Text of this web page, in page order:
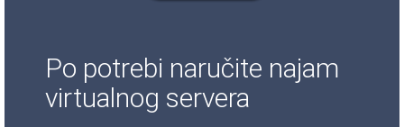
Po potrebi naručite najam
virtualnog servera